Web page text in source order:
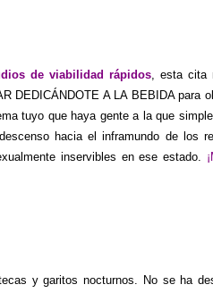
de viabilidad rápidos, esta cita
DEDICÁNDOTE A LA BEBIDA para
tuyo que haya gente a la que
hacia el inframundo de los
inservibles en ese estado.
y garitos nocturnos. No se ha